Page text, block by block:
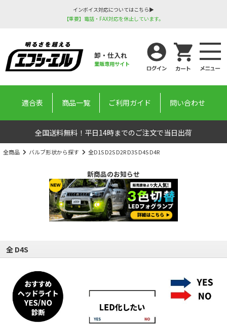
インボイス対応についてはこちら▶
【重要】電話・FAX対応を休止しています。
卸・仕入れ
業販専用サイト
適合表 商品一覧 ご利用ガイド 問い合わせ
全国送料無料！平日14時までのご注文で当日出荷
全商品 バルブ形状から探す 全D1S D2S D2R D3S D4S D4R
新商品のお知らせ
全 D4S